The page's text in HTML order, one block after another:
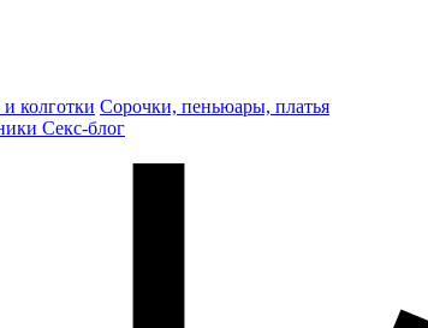
колготки Сорочки, пеньюары, платья
Секс-блог